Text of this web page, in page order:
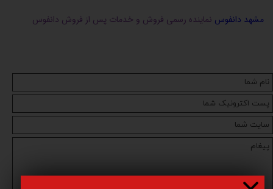
مشهد دانفوس نماینده رسمی فروش و خدمات پس از فروش دانفوس